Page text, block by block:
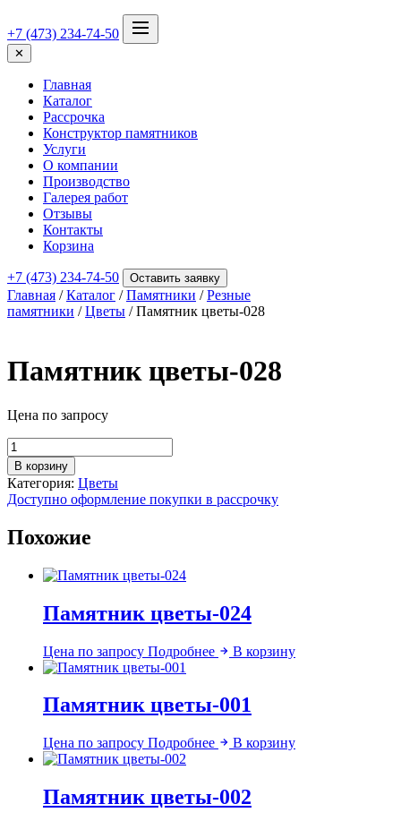
+7 (473) 234-74-50
✕
Главная
Каталог
Рассрочка
Конструктор памятников
Услуги
О компании
Производство
Галерея работ
Отзывы
Контакты
Корзина
+7 (473) 234-74-50 Оставить заявку
Главная /Каталог /Памятники /Резные
памятники /Цветы / Памятник цветы-028
Памятник цветы-028
Цена по запросу
Количество
товара
Памятник
цветы-028
В корзину
Категория: Цветы
Доступно оформление покупки в рассрочку
Похожие
Памятник цветы-024
Цена по запросу Подробнее В корзину
Памятник цветы-001
Цена по запросу Подробнее В корзину
Памятник цветы-002